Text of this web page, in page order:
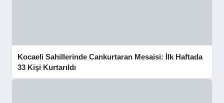
Kocaeli Sahillerinde Cankurtaran Mesaisi: İlk Haftada
33 Kişi Kurtarıldı